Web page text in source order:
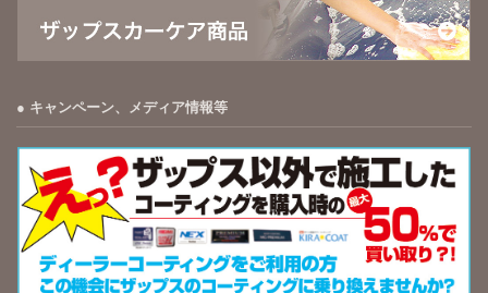
キャンペーン、メディア情報等